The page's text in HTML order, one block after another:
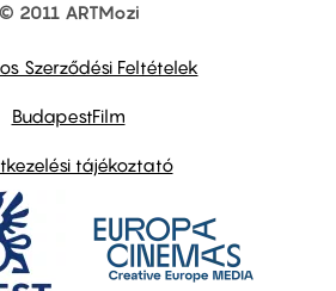
© 2011 ARTMozi
Szerződési Feltételek
BudapestFilm
tájékoztató